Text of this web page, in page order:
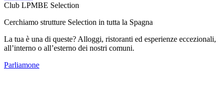
Club LPMBE Selection
Cerchiamo strutture Selection in tutta la Spagna
La tua è una di queste? Alloggi, ristoranti ed esperienze eccezionali,
all’interno o all’esterno dei nostri comuni.
Parliamone